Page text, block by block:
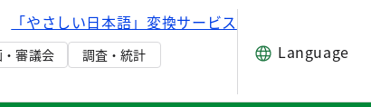
「やさしい日本語」変換サービス
審議会
調査・統計
Language